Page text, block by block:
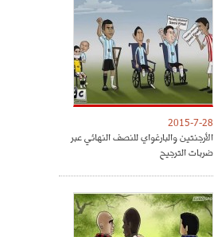
2015-7-28
الأرجنتين والبارغواي للنصف النهائي عبر
ضربات الترجيح